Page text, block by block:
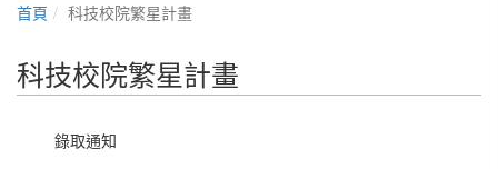
首頁 科技校院繁星計畫
科技校院繁星計畫
錄取通知